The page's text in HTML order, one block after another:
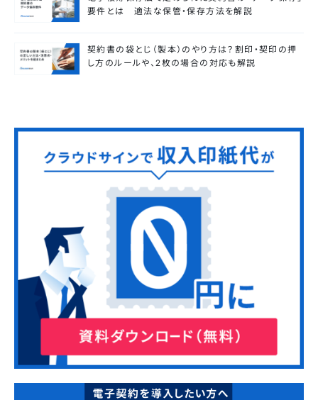
要件とは 適法な保管・保存方法を解説
契約書の袋とじ（製本）のやり方は？割印・契印の押
し方のルールや、2枚の場合の対応も解説